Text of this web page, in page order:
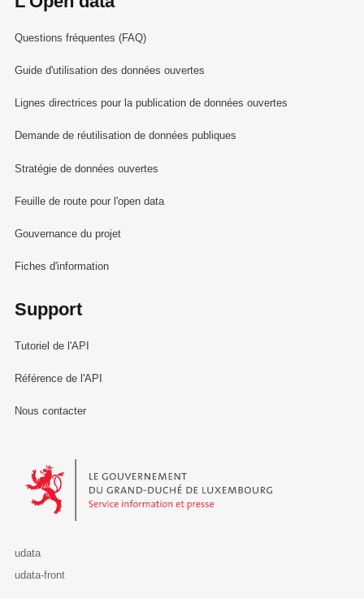
Questions fréquentes (FAQ)
Guide d'utilisation des données ouvertes
Lignes directrices pour la publication de données ouvertes
Demande de réutilisation de données publiques
Stratégie de données ouvertes
Feuille de route pour l'open data
Gouvernance du projet
Fiches d'information
Support
Tutoriel de l'API
Référence de l'API
Nous contacter
Le Gouvernement du Grand-Duché de Luxembourg - Service
udata
udata-front